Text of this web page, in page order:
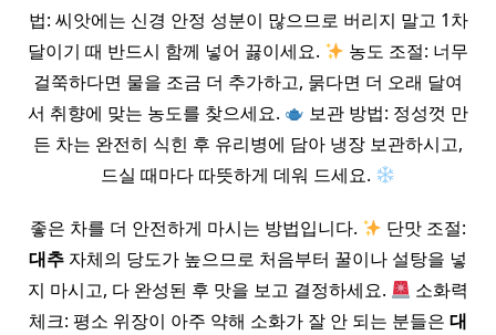
법: 씨앗에는 신경 안정 성분이 많으므로 버리지 말고 1차
달이기 때 반드시 함께 넣어 끓이세요.
농도 조절: 너무
걸쭉하다면 물을 조금 더 추가하고, 묽다면 더 오래 달여
서 취향에 맞는 농도를 찾으세요.
보관 방법: 정성껏 만
든 차는 완전히 식힌 후 유리병에 담아 냉장 보관하시고,
드실 때마다 따뜻하게 데워 드세요.
좋은 차를 더 안전하게 마시는 방법입니다.
단맛 조절:
대추 자체의 당도가 높으므로 처음부터 꿀이나 설탕을 넣
지 마시고, 다 완성된 후 맛을 보고 결정하세요.
소화력
체크: 평소 위장이 아주 약해 소화가 잘 안 되는 분들은 대